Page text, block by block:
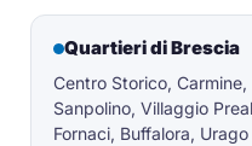
Quartieri di Brescia
Centro Storico,
Sanpolino, Villaggio
Fornaci, Buffalora,